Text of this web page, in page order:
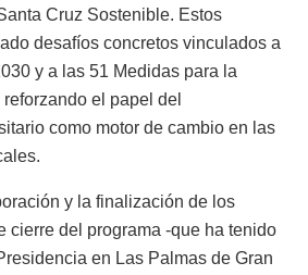
Cruz Sostenible. Estos
desafíos concretos vinculados a
y a las 51 Medidas para la
el papel del
como motor de cambio en las
y la finalización de los
cierre del programa -que ha tenido
en Las Palmas de Gran